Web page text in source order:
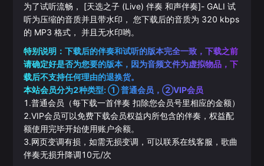
为了试听流畅， [天选之子 (Live) 伴奏 和声伴奏]- GALI 试
听为压缩的音质并且带水印， 您下载后的音质为 320 kbps
的 MP3 格式， 并且无水印哟。
特别说明：下载后的伴奏和试听的版本完全一致，下载之前
请确定好是否为您要的版本，因为音频文件为虚拟物品，下
载后不支持任何理由的退换货。
本站会员分为2种类型: ① 普通会员，②VIP会员
1.普通会员（每下载一首伴奏 扣除您会员号里相应的金额）
2.VIP会员可以免费下载会员权益内所包含的伴奏，权益配
额使用完毕开始使用账户余额。
3.网页变调有损，如需无损变调，可以联系在线客服，歌曲
伴奏无损升降调10元/次